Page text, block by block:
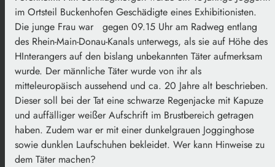
im Ortsteil Buckenhofen Geschädigte eines Exhibitionisten.
Die junge Frau war gegen 09.15 Uhr am Radweg entlang
des Rhein-Main-Donau-Kanals unterwegs, als sie auf Höhe des
HInterangers auf den bislang unbekannten Täter aufmerksam
wurde. Der männliche Täter wurde von ihr als
mitteleuropäisch aussehend und ca. 20 Jahre alt beschrieben.
Dieser soll bei der Tat eine schwarze Regenjacke mit Kapuze
und auffälliger weißer Aufschrift im Brustbereich getragen
haben. Zudem war er mit einer dunkelgrauen Jogginghose
sowie dunklen Laufschuhen bekleidet. Wer kann Hinweise zu
dem Täter machen?